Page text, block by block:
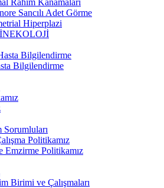
Sancılı Adet Görme
Hiperplazi
Bilgilendirme
Bilgilendirme
Politikamız
Emzirme Politikamız
Birimi ve Çalışmaları